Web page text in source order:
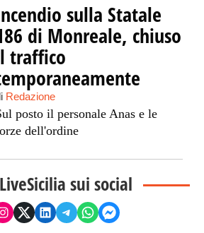
sulla Statale
di Monreale, chiuso
traffico
Redazione
posto il personale Anas e le
dell'ordine
sui social